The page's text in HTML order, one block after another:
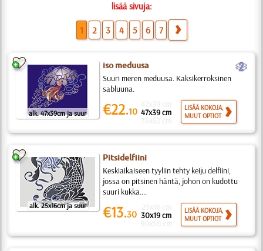
lisää sivuja:
1 2 3 4 5 6 7
alk. 47x39cm ja suur
iso meduusa b
Suuri meren meduusa. Kaksikerroksinen
sabluuna.
€22.10 47x39 cm
LISÄÄ KOKOJA,
MUUT OPTIOT
alk. 25x16cm ja suur
Pitsidelfiini
Keskiaikaiseen tyyliin tehty keiju delfiini,
jossa on pitsinen häntä, johon on kudottu
suuri kukka....
€13.30 30x19 cm
LISÄÄ KOKOJA,
MUUT OPTIOT